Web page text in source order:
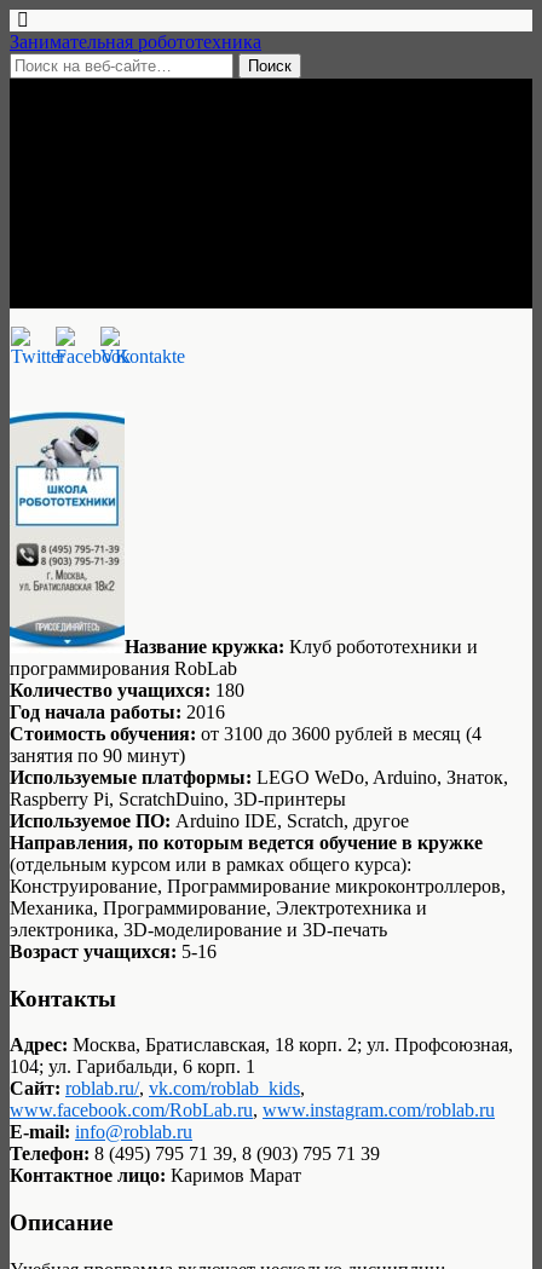
Занимательная робототехника
Название кружка: Клуб робототехники и
программирования RobLab
Количество учащихся: 180
Год начала работы: 2016
Стоимость обучения: от 3100 до 3600 рублей в месяц (4
занятия по 90 минут)
Используемые платформы: LEGO WeDo, Arduino, Знаток,
Raspberry Pi, ScratchDuino, 3D-принтеры
Используемое ПО: Arduino IDE, Scratch, другое
Направления, по которым ведется обучение в кружке
(отдельным курсом или в рамках общего курса):
Конструирование, Программирование микроконтроллеров,
Механика, Программирование, Электротехника и
электроника, 3D-моделирование и 3D-печать
Возраст учащихся: 5-16
Контакты
Адрес: Москва, Братиславская, 18 корп. 2; ул. Профсоюзная,
104; ул. Гарибальди, 6 корп. 1
Сайт: roblab.ru/, vk.com/roblab_kids,
www.facebook.com/RobLab.ru, www.instagram.com/roblab.ru
E-mail: info@roblab.ru
Телефон: 8 (495) 795 71 39, 8 (903) 795 71 39
Контактное лицо: Каримов Марат
Описание